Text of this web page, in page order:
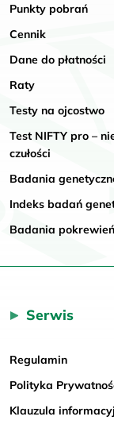
Punkty pobrań
Cennik
Dane do płatności
Raty
Testy na ojcostwo
Test NIFTY pro –
czułości
Badania
Indeks badań
Badania
Serwis
Regulamin
Polityka
Klauzula